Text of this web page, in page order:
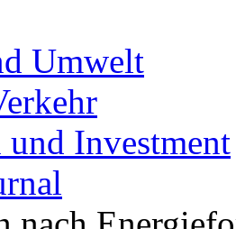
Umwelt
und Investment